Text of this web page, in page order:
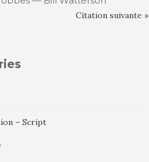
Citation suivante »
– Script